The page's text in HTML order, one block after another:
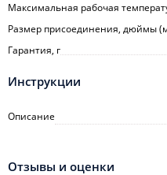
Максимальная рабочая
Размер присоединения, дюймы
Гарантия, г
Инструкции
Описание
Отзывы и оценки